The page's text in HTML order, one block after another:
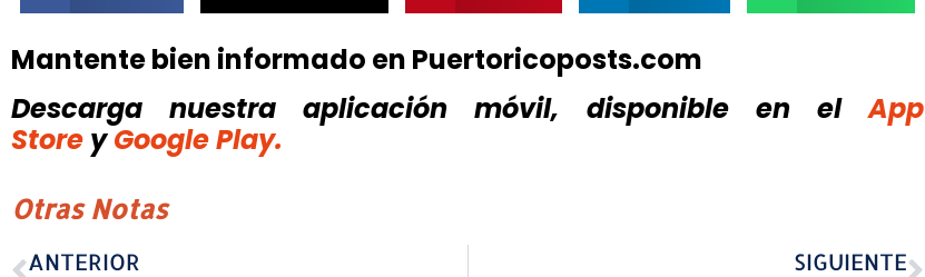
Mantente bien informado en Puertoricoposts.com
Descarga nuestra aplicación móvil, disponible
en el
App
Store y Google Play.
Otras Notas
ANTERIOR SIGUIENTE